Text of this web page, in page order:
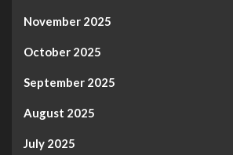
November 2025
October 2025
September 2025
August 2025
July 2025